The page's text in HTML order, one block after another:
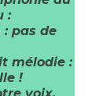
:
: pas de
mélodie :
!